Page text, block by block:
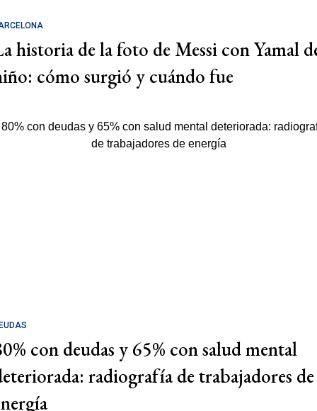
historia de la foto de Messi con Yamal
cómo surgió y cuándo fue
con deudas y 65% con salud mental
radiografía de trabajadores de